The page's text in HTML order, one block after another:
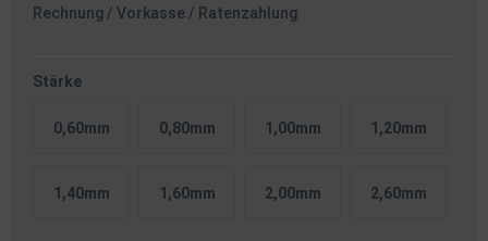
Rechnung / Vorkasse / Ratenzahlung
Stärke
0,60mm 0,80mm 1,00mm 1,20mm
1,40mm 1,60mm 2,00mm 2,60mm